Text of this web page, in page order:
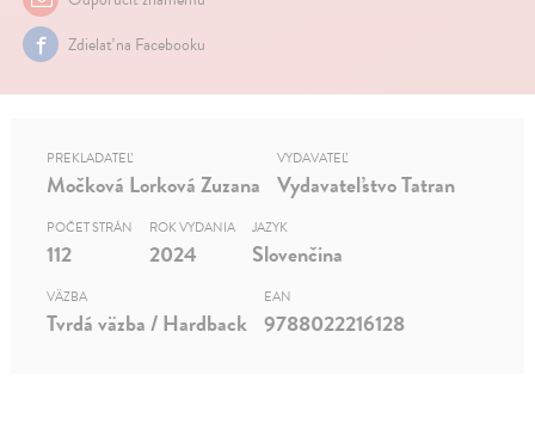
Zdielať na Facebooku
PREKLADATEĽ
Močková Lorková Zuzana
VYDAVATEĽ
Vydavateľstvo Tatran
POČET STRÁN
112
ROK VYDANIA
2024
JAZYK
Slovenčina
VÄZBA
Tvrdá väzba / Hardback
EAN
9788022216128